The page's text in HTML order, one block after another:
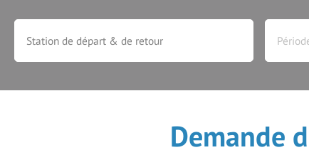
OFFRES SPÉCIALES
OFFRES DE
Demande